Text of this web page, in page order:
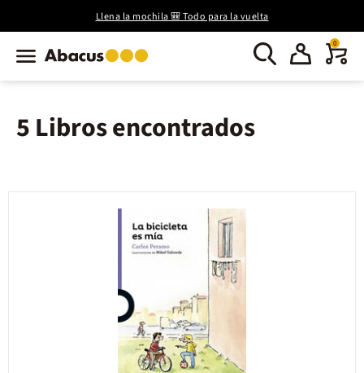
Llena la mochila 🎒 Todo para la vuelta
0
5 Libros encontrados